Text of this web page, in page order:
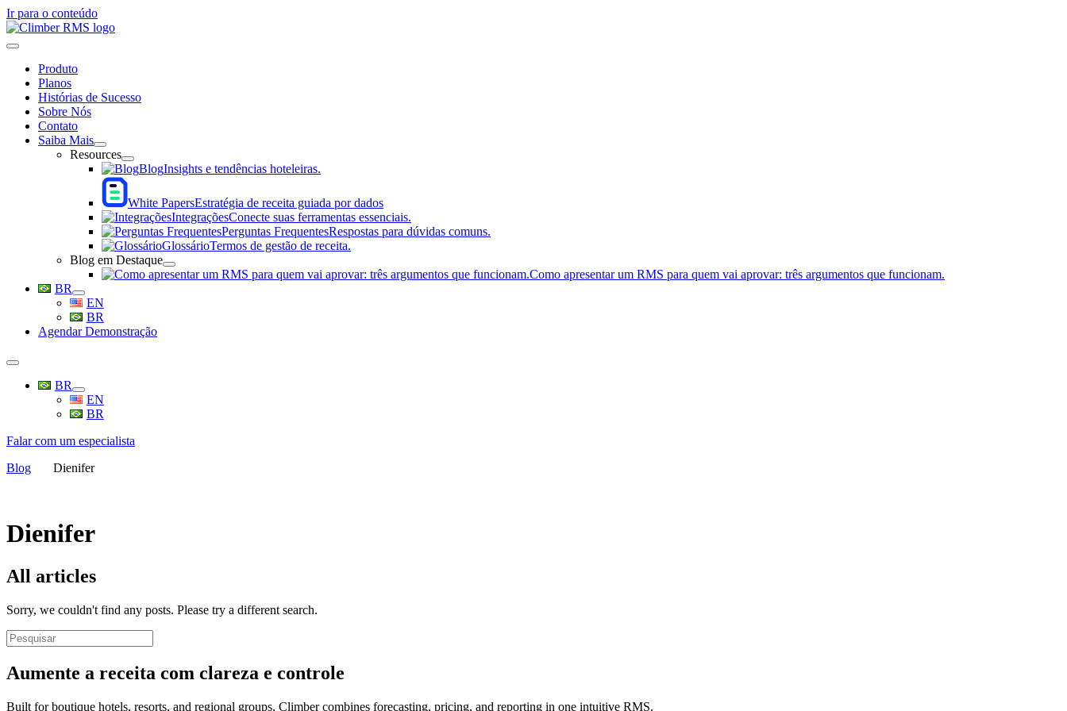
Ir para o conteúdo
Produto
Planos
Histórias de Sucesso
Sobre Nós
Contato
Saiba Mais
Resources
BlogInsights e tendências hoteleiras.
White PapersEstratégia de receita guiada por dados
IntegraçõesConecte suas ferramentas essenciais.
Perguntas FrequentesRespostas para dúvidas comuns.
GlossárioTermos de gestão de receita.
Blog em Destaque
Como apresentar um RMS para quem vai aprovar: três argumentos que funcionam.
BR
EN
BR
Agendar Demonstração
BR
EN
BR
Falar com um especialista
Blog
Dienifer
Dienifer
All articles
Sorry, we couldn't find any posts. Please try a different search.
Aumente a receita com clareza e controle
Built for boutique hotels, resorts, and regional groups, Climber combines forecasting, pricing, and reporting in one intuitive RMS.